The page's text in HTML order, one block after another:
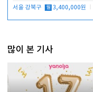
서울 강북구 월 3,400,000원
많이 본 기사